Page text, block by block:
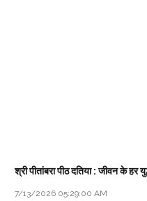
श्री पीतांबरा पीठ दतिया : जीवन के हर
7/13/2026 05:29:00 AM